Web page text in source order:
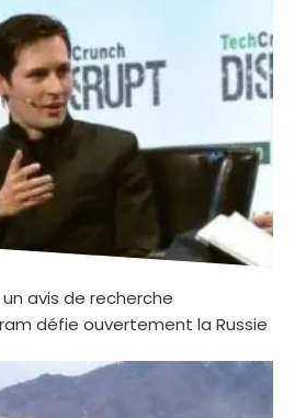
avis de recherche
défie ouvertement la Russie